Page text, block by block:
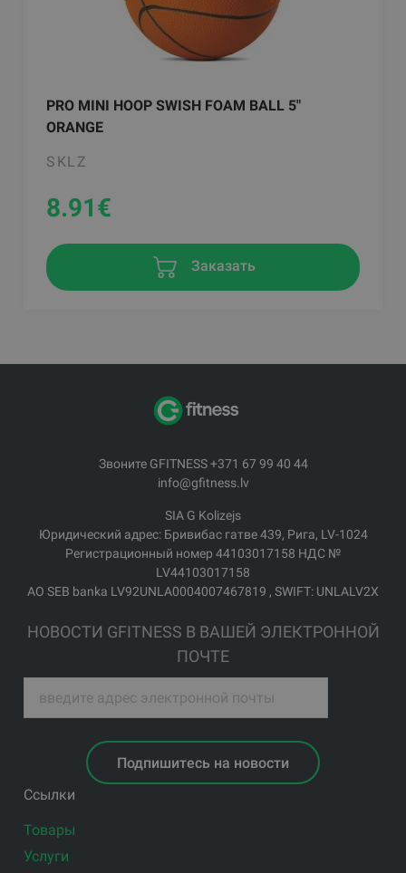
PRO MINI HOOP SWISH FOAM BALL 5"
ORANGE
SKLZ
8.91€
Заказать
Звоните GFITNESS +371 67 99 40 44
info@gfitness.lv
SIA G Kolizejs
Юридический адрес: Бривибас гатве 439, Рига, LV-1024
Регистрационный номер 44103017158 НДС №
LV44103017158
АО SEB banka LV92UNLA0004007467819 , SWIFT: UNLALV2X
НОВОСТИ GFITNESS В ВАШЕЙ ЭЛЕКТРОННОЙ
ПОЧТЕ
Подпишитесь на новости
Ссылки
Товары
Услуги